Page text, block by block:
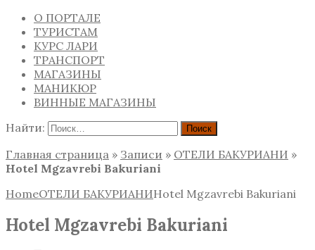
О ПОРТАЛЕ
ТУРИСТАМ
КУРС ЛАРИ
ТРАНСПОРТ
МАГАЗИНЫ
МАНИКЮР
ВИННЫЕ МАГАЗИНЫ
Найти:
Главная страница » Записи » ОТЕЛИ БАКУРИАНИ »
Hotel Mgzavrebi Bakuriani
HomeОТЕЛИ БАКУРИАНИHotel Mgzavrebi Bakuriani
Hotel Mgzavrebi Bakuriani